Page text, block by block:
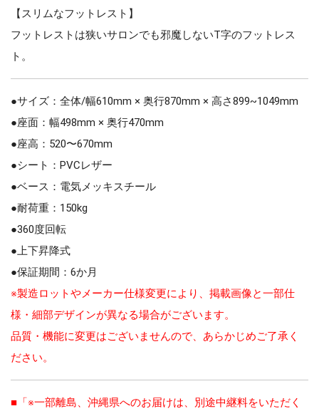
【スリムなフットレスト】
フットレストは狭いサロンでも邪魔しないT字のフットレス
ト。
●サイズ：全体/幅610mm × 奥行870mm × 高さ899~1049mm
●座面：幅498mm × 奥行470mm
●座高：520〜670mm
●シート：PVCレザー
●ベース：電気メッキスチール
●耐荷重：150kg
●360度回転
●上下昇降式
●保証期間：6か月
※製造ロットやメーカー仕様変更により、掲載画像と一部仕
様・細部デザインが異なる場合がございます。
品質・機能に変更はございませんので、あらかじめご了承く
ださい。
■「※一部離島、沖縄県へのお届けは、別途中継料をいただく